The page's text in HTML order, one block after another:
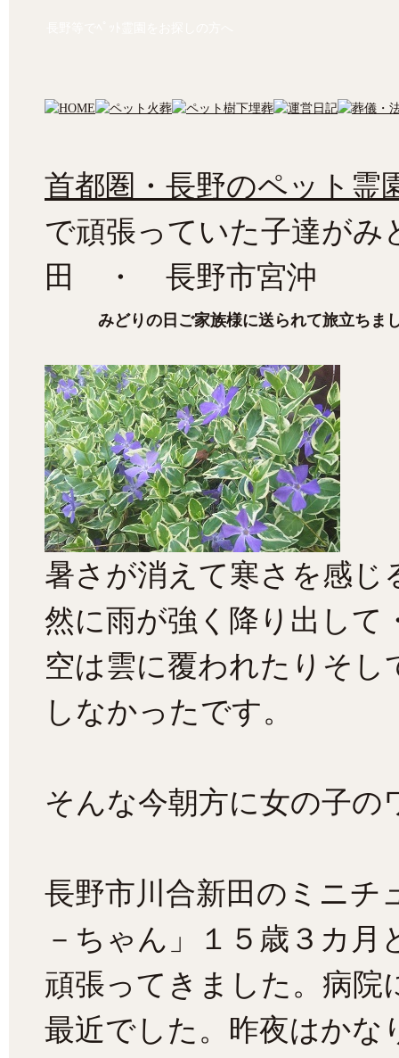
首都圏・長野のペット霊
で頑張っていた子達がみ
田 ・ 長野市宮沖
みどりの日ご家族様に送られて旅立ちま
暑さが消えて寒さを感じ
然に雨が強く降り出して
空は雲に覆われたりそ
しなかったです。
そんな今朝方に女の子の
長野市川合新田のミニチ
－ちゃん」１５歳３カ月
頑張ってきました。病院
最近でした。昨夜はかな